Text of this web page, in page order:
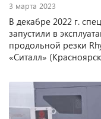
3 марта 2023
В декабре 2022 г.
запустили в
продольной резки
«Ситалл»